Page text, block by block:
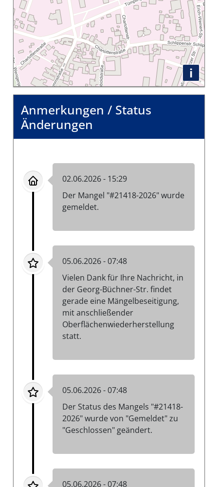
i
Anmerkungen / Status
Änderungen
02.06.2026 - 15:29
Der Mangel "#21418-2026" wurde
gemeldet.
05.06.2026 - 07:48
Vielen Dank für Ihre Nachricht, in
der Georg-Büchner-Str. findet
gerade eine Mängelbeseitigung,
mit anschließender
Oberflächenwiederherstellung
statt.
05.06.2026 - 07:48
Der Status des Mangels "#21418-
2026" wurde von "Gemeldet" zu
"Geschlossen" geändert.
05.06.2026 - 07:48